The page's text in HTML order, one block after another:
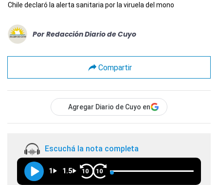
Chile declaró la alerta sanitaria por la viruela del mono
Por Redacción Diario de Cuyo
Compartir
Agregar Diario de Cuyo en
Escuchá la nota completa
1 1.5 10 10